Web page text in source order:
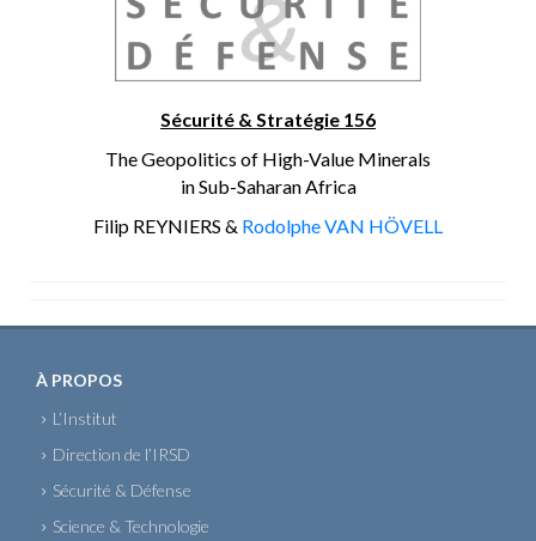
Sécurité & Stratégie 156
The Geopolitics of High-Value Minerals
in Sub-Saharan Africa
Filip REYNIERS & Rodolphe VAN HÖVELL
À PROPOS
L’Institut
Direction de l’IRSD
Sécurité & Défense
Science & Technologie